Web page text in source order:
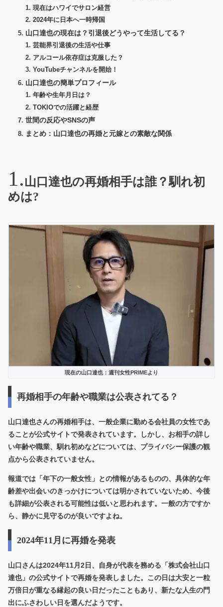
現在はハワイでサロン経営
2024年に日本へ一時帰国
山口達也の現在は？引退後どうやって生活してる？
芸能界引退後の生活や仕事
アルコール依存症は克服した？
YouTubeチャンネルを開始！
山口達也の簡単プロフィール
年齢や生年月日は？
TOKIOでの活躍と経歴
世間の反応やSNSの声
まとめ：山口達也の再婚と元嫁との素敵な関係
山口達也の再婚相手は誰？馴れ初
めは?
現在の山口達也：週刊女性PRIMEより
再婚相手の年齢や職業は公表されてる？
山口達也さんの再婚相手は、 一般企業に勤める会社員の女性であ
ることが公式サイトで発表されています。しかし、お相手の詳し
い年齢や職業、馴れ初めなどについては、プライバシー保護の観
点から公表されていません。
報道では「年下の一般女性」との情報があるものの、具体的な年
齢差や出会いのきっかけについては明かされていないため、今後
も詳細が公表される可能性は低いと思われます。一般の方ですか
ら、静かに見守るのが良いですよね。
2024年11月に再婚を発表
山口さんは2024年11月2日、自身が代表を務める「株式会社山口
達也」の公式サイトで再婚を発表しました。この日は大安と一粒
万倍日が重なる縁起の良い日 だったこともあり、新たな人生の門
出にふさわしい日を選んだようです。